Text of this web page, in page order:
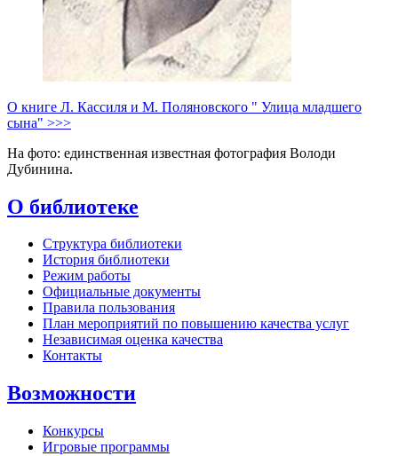
О книге Л. Кассиля и М. Поляновского " Улица младшего
сына" >>>
На фото: единственная известная фотография Володи
Дубинина.
О библиотеке
Структура библиотеки
История библиотеки
Режим работы
Официальные документы
Правила пользования
План мероприятий по повышению качества услуг
Независимая оценка качества
Контакты
Возможности
Конкурсы
Игровые программы